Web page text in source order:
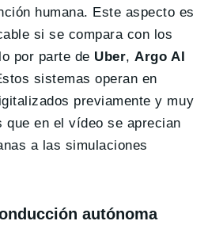
humana. Este aspecto es
si se compara con los
por parte de Uber, Argo AI
sistemas operan en
previamente y muy
que en el vídeo se aprecian
a las simulaciones
autónoma